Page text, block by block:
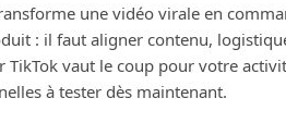
une vidéo virale en
: il faut aligner contenu,
TikTok vaut le coup pour votre
à tester dès maintenant.